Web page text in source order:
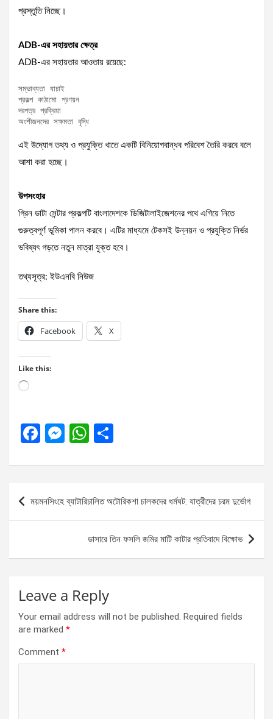
প্রস্তুতি নিচ্ছে।
ADB-এর সহায়তার ক্ষেত্র
ADB-এর সহায়তার আওতায় রয়েছে:
সম্ভাব্যতা যাচাই
প্রকল্প কাঠামো প্রণয়ন
দরপত্র প্রক্রিয়া
অংশীজনদের সক্ষমতা বৃদ্ধি
এই উদ্যোগ তথ্য ও প্রযুক্তি খাতে একটি বিনিয়োগবান্ধব পরিবেশ তৈরি করবে বলে
আশা করা হচ্ছে।
উপসংহার
গ্রিন ডাটা সেন্টার প্রকল্পটি বাংলাদেশকে ডিজিটালাইজেশনের পথে এগিয়ে নিতে
গুরুত্বপূর্ণ ভূমিকা পালন করবে। এটির মাধ্যমে টেকসই উন্নয়ন ও প্রযুক্তি নির্ভর
ভবিষ্যৎ গড়তে নতুন মাত্রা যুক্ত হবে।
তথ্যসূত্র: ইউএনবি নিউজ
Share this:
Facebook X
Like this:
Loading…
F
ce
b
o
M
se
g
W
at
s
A
p
ar
e
Post
navigation
ময়মনসিংহে ব্যাটারিচালিত অটোরিকশা চালকদের ধর্মঘট: যাত্রীদের চরম দুর্ভোগ
ডাসারে তিন ফসলি জমির মাটি কাটার প্রতিবাদে বিক্ষোভ
Leave a Reply
Your email address will not be published. Required fields
are marked *
Comment *